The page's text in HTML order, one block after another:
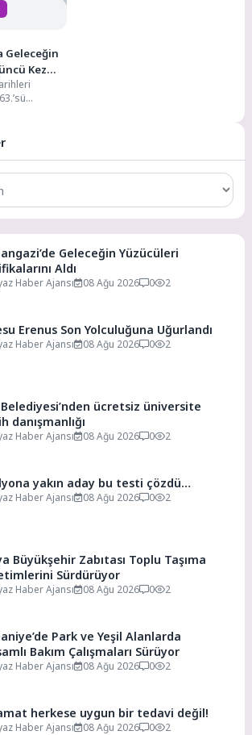
Geleceğin
Kez
Geleceğin Yüzücüleri
Aldı
Haber Ajansı 08 Ağu 2026 0 2
Erenus Son Yolculuğuna Uğurlandı
Haber Ajansı 08 Ağu 2026 0 2
ücretsiz üniversite
danışmanlığı
Haber Ajansı 08 Ağu 2026 0 2
yakın aday bu testi çözdü…
Haber Ajansı 08 Ağu 2026 0 2
Büyükşehir Zabıtası Toplu Taşıma
Sürdürüyor
Haber Ajansı 08 Ağu 2026 0 2
Park ve Yeşil Alanlarda
Bakım Çalışmaları Sürüyor
Haber Ajansı 08 Ağu 2026 0 2
herkese uygun bir tedavi değil!
Haber Ajansı 08 Ağu 2026 0 2